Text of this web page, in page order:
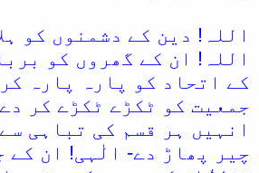
اللہ! دین کے دشمنوں کو
اللہ! ان کے گھروں کو
کے اتحاد کو پارہ پارہ
جمعیت کو ٹکڑے ٹکڑے کر
انہیں ہر قسم کی تباہی
چیر پھاڑ دے- الٰہی! ان کے